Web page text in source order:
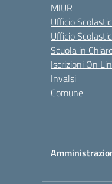
MIUR
Ufficio
Ufficio
Scuola in
Iscrizioni On
Invalsi
Comune